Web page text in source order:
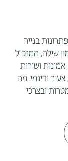
לספק פתרונות בנייה
שילה, המנכ"ל
ושירות
ודינמי, מה
ובצרכי